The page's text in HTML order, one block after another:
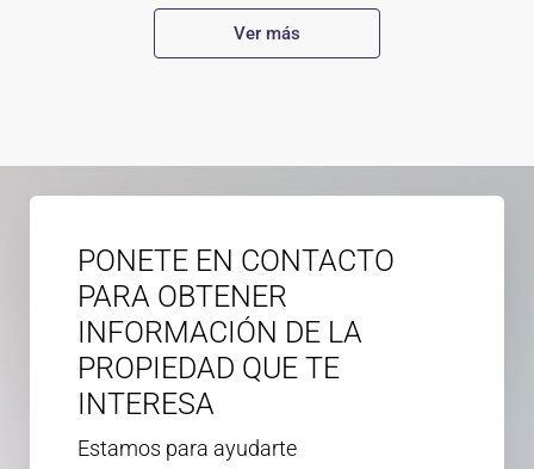
Ver más
PONETE EN CONTACTO
PARA OBTENER
INFORMACIÓN DE LA
PROPIEDAD QUE TE
INTERESA
Estamos para ayudarte